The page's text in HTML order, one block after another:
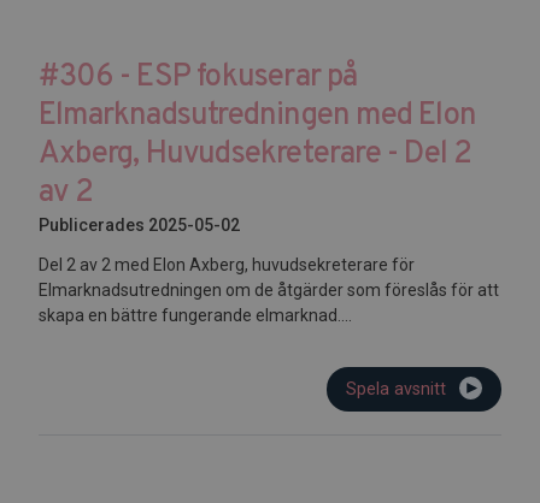
#306 - ESP fokuserar på
Elmarknadsutredningen med Elon
Axberg, Huvudsekreterare - Del 2
av 2
Publicerades 2025-05-02
Del 2 av 2 med Elon Axberg, huvudsekreterare för
Elmarknadsutredningen om de åtgärder som föreslås för att
skapa en bättre fungerande elmarknad....
Spela avsnitt